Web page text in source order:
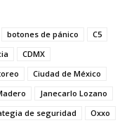
botones de pánico
C5
CDMX
Ciudad de México
Janecarlo Lozano
de seguridad
Oxxo